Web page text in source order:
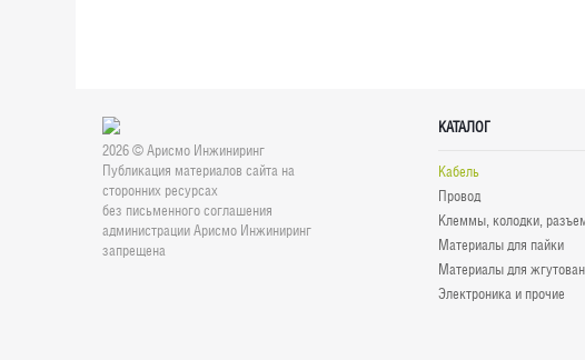
2026 © Арисмо Инжиниринг
Публикация материалов сайта на
сторонних ресурсах
без письменного соглашения
администрации Арисмо Инжиниринг
запрещена
КАТАЛОГ
Кабель
Провод
Клеммы, колодки,
Материалы для пайки
Материалы для
Электроника и прочие